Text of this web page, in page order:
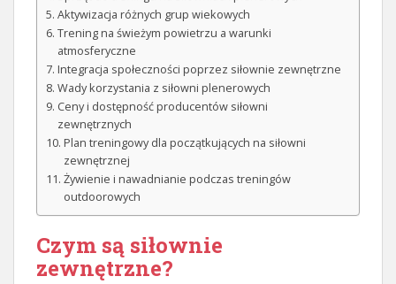
Aktywizacja różnych grup wiekowych
Trening na świeżym powietrzu a warunki
atmosferyczne
Integracja społeczności poprzez siłownie zewnętrzne
Wady korzystania z siłowni plenerowych
Ceny i dostępność producentów siłowni
zewnętrznych
Plan treningowy dla początkujących na siłowni
zewnętrznej
Żywienie i nawadnianie podczas treningów
outdoorowych
Czym są siłownie
zewnętrzne?